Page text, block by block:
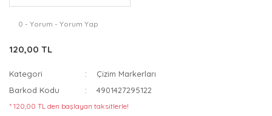
0 - Yorum - Yorum Yap
120,00 TL
Kategori
Çizim Markerları
Barkod Kodu
4901427295122
* 120,00 TL den başlayan taksitlerle!